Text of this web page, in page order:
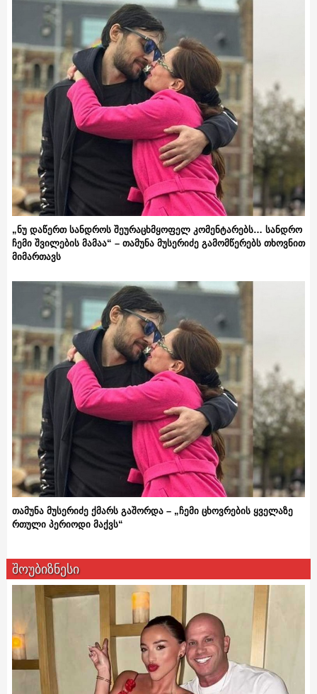
„ნუ დაწერთ სანდროს შეურაცხმყოფელ კომენტარებს… სანდრო
ჩემი შვილების მამაა“ – თამუნა მუსერიძე გამომწერებს თხოვნით
მიმართავს
თამუნა მუსერიძე ქმარს გაშორდა – „ჩემი ცხოვრების ყველაზე
რთული პერიოდი მაქვს“
შოუბიზნესი